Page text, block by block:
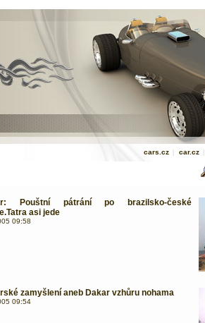
cars.cz | car.cz |
Pouštní pátrání po brazilsko-české
asi jede
09:58
zamyšlení aneb Dakar vzhůru nohama
09:54